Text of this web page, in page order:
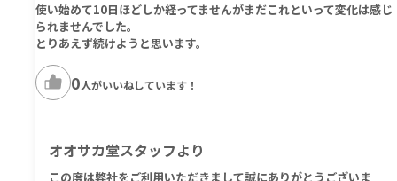
使い始めて10日ほどしか経ってませんがまだこれといって変化は感じ
られませんでした。
とりあえず続けようと思います。
0人がいいねしています！
オオサカ堂スタッフより
この度は弊社をご利用いただきまして誠にありがとうございま